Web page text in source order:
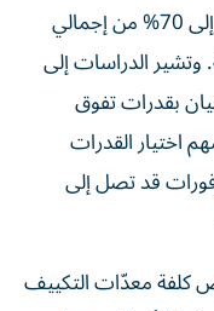
وتستحوذ أنظمة تكييف الهواء على 60 إلى 70% من إجمالي
وتشير الدراسات إلى
بقدرات تفوق
25% و35%، ويسهم اختيار القدرات
قد تصل إلى
كلفة معدّات التكييف